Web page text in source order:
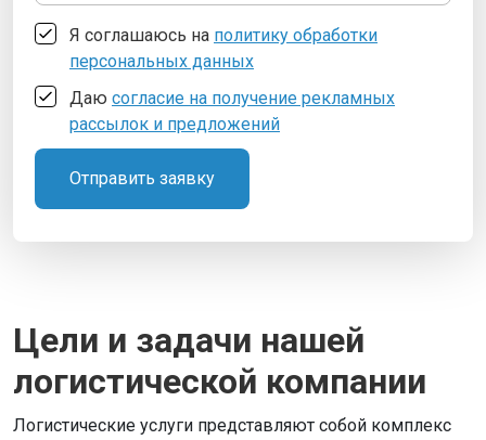
Я соглашаюсь на политику обработки
персональных данных
Даю согласие на получение рекламных
рассылок и предложений
Отправить заявку
Цели и задачи нашей
логистической компании
Логистические услуги представляют собой комплекс